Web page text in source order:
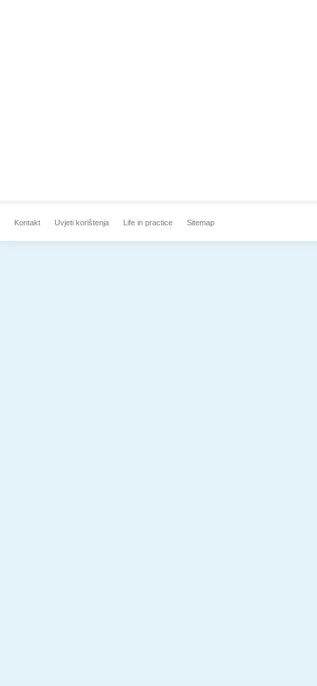
Kontakt Uvjeti korištenja Life in practice Sitemap